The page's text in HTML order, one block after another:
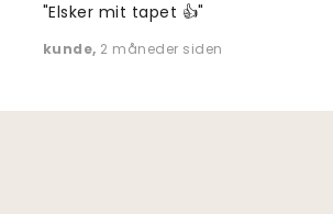
"Elsker mit tapet 👍"
kunde, 2 måneder siden